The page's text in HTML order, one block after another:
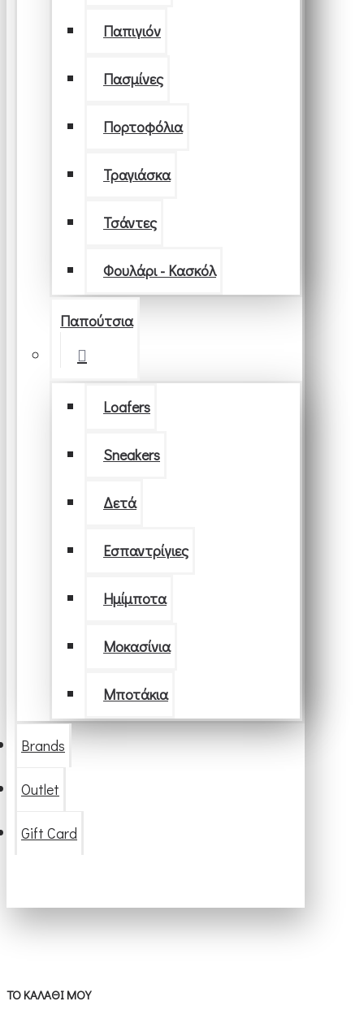
Παπιγιόν
Πασμίνες
Πορτοφόλια
Τραγιάσκα
Τσάντες
Φουλάρι - Κασκόλ
Παπούτσια
Loafers
Sneakers
Δετά
Εσπαντρίγιες
Ημίμποτα
Μοκασίνια
Μποτάκια
Brands
Outlet
Gift Card
ΤΟ ΚΑΛΆΘΙ ΜΟΥ